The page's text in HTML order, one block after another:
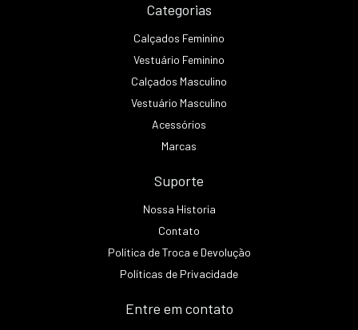
Categorias
Calçados Feminino
Vestuário Feminino
Calçados Masculino
Vestuário Masculino
Acessórios
Marcas
Suporte
Nossa Historia
Contato
Política de Troca e Devolução
Políticas de Privacidade
Entre em contato